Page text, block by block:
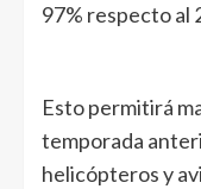
97% respecto al
Esto permitirá
temporada
helicópteros y